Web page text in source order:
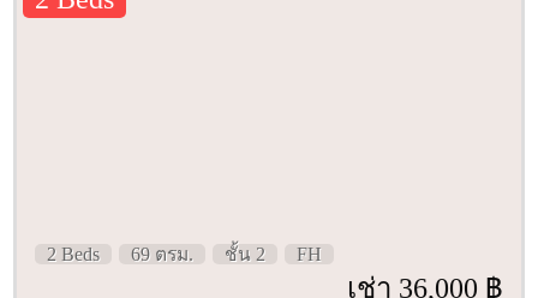
2 Beds 69 ตรม. ชั้น 2 FH
เช่า 36,000 ฿